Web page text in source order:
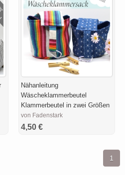
Nähanleitung
Wäscheklammerbeutel
Klammerbeutel in zwei Größen
von Fadenstark
4,50 €
1